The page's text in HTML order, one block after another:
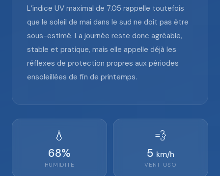
L’indice UV maximal de 7.05 rappelle toutefois
que le soleil de mai dans le sud ne doit pas être
sous-estimé. La journée reste donc agréable,
stable et pratique, mais elle appelle déjà les
réflexes de protection propres aux périodes
ensoleillées de fin de printemps.
💧
68%
HUMIDITÉ
💨
5 km/h
VENT OSO